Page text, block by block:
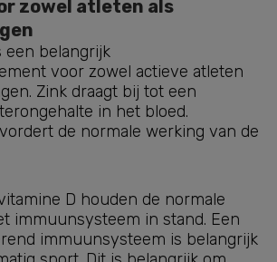
zowel atleten als
een belangrijk
voor zowel actieve atleten
Zink draagt bij tot een
in het bloed.
de normale werking van de
D houden de normale
immuunsysteem in stand. Een
immuunsysteem is belangrijk